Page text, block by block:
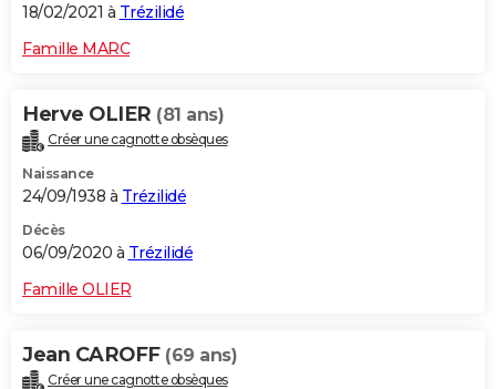
S'inscrire
Se connecter
Lycées
Collèges
Primaires
Universités
Entreprises
Service militaire
Avis de recherche
AVIS DE DÉCÈS
FORUM
18/02/2021 à Trézilidé
Famille MARC
Herve OLIER (81 ans)
Créer une cagnotte obsèques
Naissance
24/09/1938 à Trézilidé
Décès
06/09/2020 à Trézilidé
Famille OLIER
Jean CAROFF (69 ans)
Créer une cagnotte obsèques